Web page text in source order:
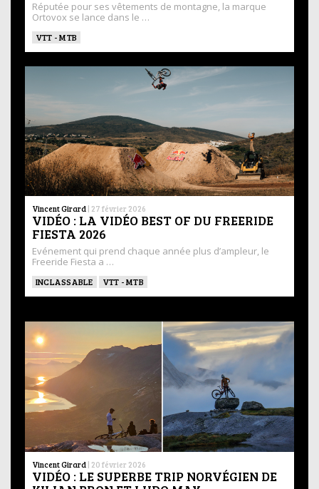
Réputée pour ses vêtements de montagne, la marque
Ortovox se lance dans le …
VTT - MTB
Vincent Girard | 27 février 2026
VIDÉO : LA VIDÉO BEST OF DU FREERIDE
FIESTA 2026
Evénement qui prend chaque année plus d’ampleur, le
Freeride Fiesta a …
INCLASSABLE VTT - MTB
Vincent Girard | 20 février 2026
VIDÉO : LE SUPERBE TRIP NORVÉGIEN DE